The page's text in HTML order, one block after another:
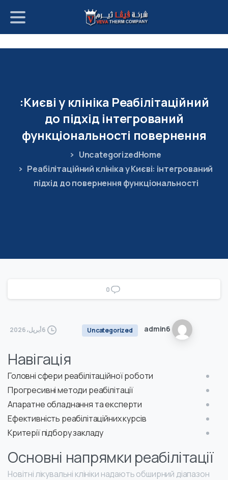
Реабілітаційний
клініка
у
Києві:
інтегрований
підхід
до
повернення
функціональності
Home
Uncategorized
Реабілітаційний клініка у Києві: інтегрований
підхід до повернення функціональності
0
admin6
Uncategorized 6 أبريل، 2026
Навігація
Головні сфери реабілітаційної роботи
Прогресивні методи реабілітації
Апаратне обладнання та експерти
Ефективність реабілітаційних курсів
Критерії підбору закладу
Основні напрямки реабілітації
Новітні лікувальні клініки надають обширний діапазон